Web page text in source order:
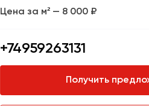
Цена за м² — 8 000 ₽
+74959263131
Получить